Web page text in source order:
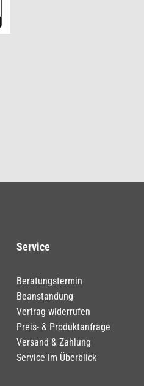
Service
Beratungstermin
Beanstandung
Vertrag widerrufen
Preis- & Produktanfrage
Versand & Zahlung
Service im Überblick